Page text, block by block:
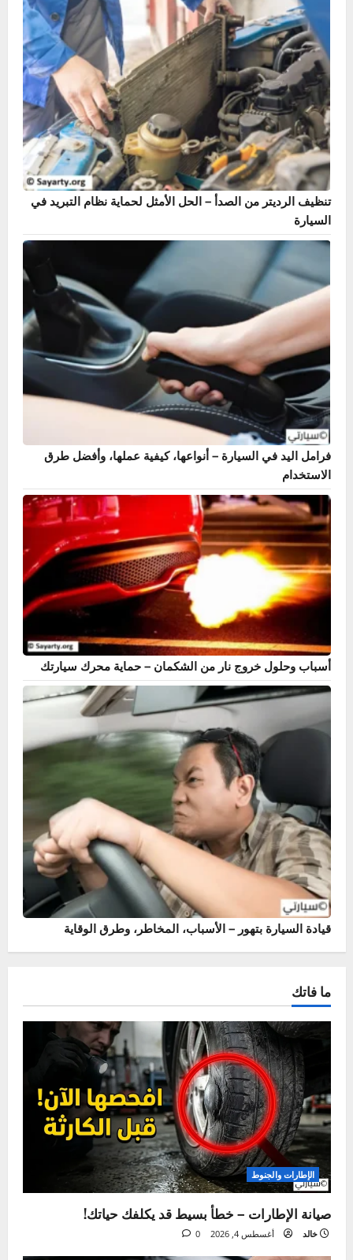
دليل حساس ABS – أشهر 7 أعراض وطريقة الإصلاح بنفسك
تنظيف الرديتر من الصدأ – الحل الأمثل لحماية نظام التبريد في
السيارة
فرامل اليد في السيارة – أنواعها، كيفية عملها، وأفضل طرق
الاستخدام
أسباب وحلول خروج نار من الشكمان – حماية محرك سيارتك
قيادة السيارة بتهور – الأسباب، المخاطر، وطرق الوقاية
ما فاتك